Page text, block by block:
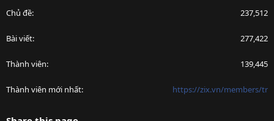
Chủ đề 237,512
Bài viết 277,422
Thành viên 139,445
Thành viên mới nhất https://zix.vn/members/tr